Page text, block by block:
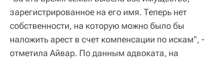
зарегистрированное на его имя. Теперь нет
собственности, на которую можно было бы
наложить арест в счет компенсации по искам", -
отметила Айвар. По данным адвоката, на